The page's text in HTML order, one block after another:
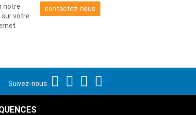
notre
sur votre
contactez-nous
Suivez-nous